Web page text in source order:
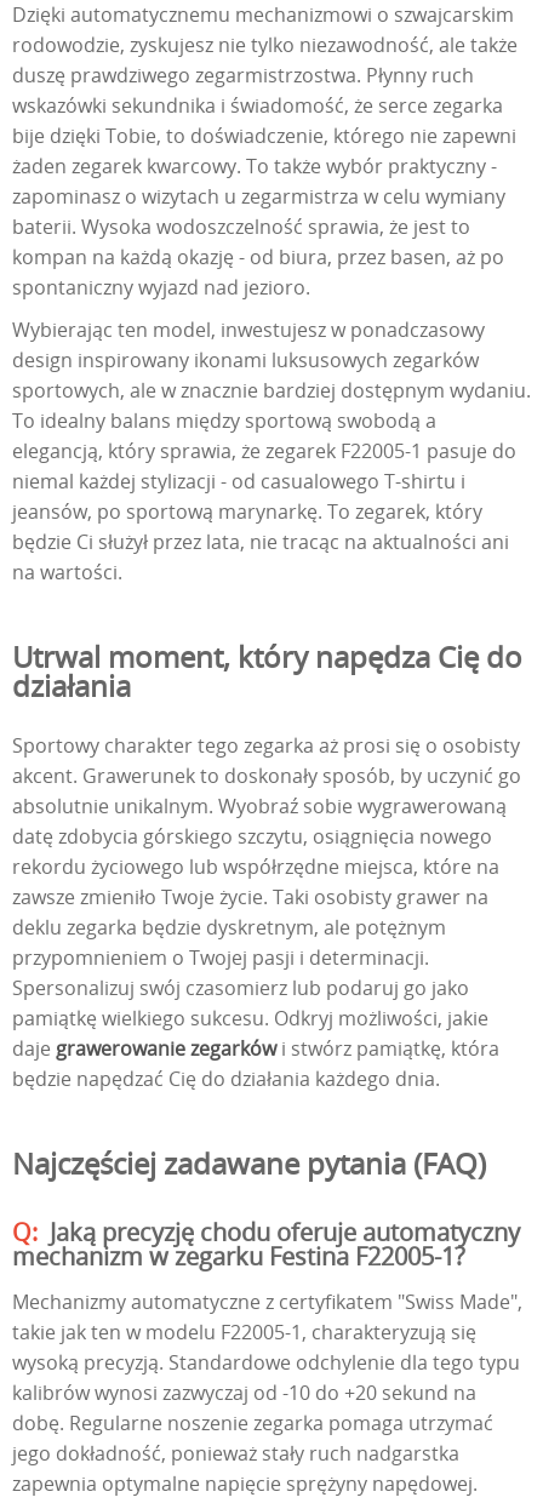
Dzięki automatycznemu mechanizmowi o szwajcarskim
rodowodzie, zyskujesz nie tylko niezawodność, ale także
duszę prawdziwego zegarmistrzostwa. Płynny ruch
wskazówki sekundnika i świadomość, że serce zegarka
bije dzięki Tobie, to doświadczenie, którego nie zapewni
żaden zegarek kwarcowy. To także wybór praktyczny -
zapominasz o wizytach u zegarmistrza w celu wymiany
baterii. Wysoka wodoszczelność sprawia, że jest to
kompan na każdą okazję - od biura, przez basen, aż po
spontaniczny wyjazd nad jezioro.
Wybierając ten model, inwestujesz w ponadczasowy
design inspirowany ikonami luksusowych zegarków
sportowych, ale w znacznie bardziej dostępnym wydaniu.
To idealny balans między sportową swobodą a
elegancją, który sprawia, że zegarek F22005-1 pasuje do
niemal każdej stylizacji - od casualowego T-shirtu i
jeansów, po sportową marynarkę. To zegarek, który
będzie Ci służył przez lata, nie tracąc na aktualności ani
na wartości.
Utrwal moment, który napędza Cię do
działania
Sportowy charakter tego zegarka aż prosi się o osobisty
akcent. Grawerunek to doskonały sposób, by uczynić go
absolutnie unikalnym. Wyobraź sobie wygrawerowaną
datę zdobycia górskiego szczytu, osiągnięcia nowego
rekordu życiowego lub współrzędne miejsca, które na
zawsze zmieniło Twoje życie. Taki osobisty grawer na
deklu zegarka będzie dyskretnym, ale potężnym
przypomnieniem o Twojej pasji i determinacji.
Spersonalizuj swój czasomierz lub podaruj go jako
pamiątkę wielkiego sukcesu. Odkryj możliwości, jakie
daje grawerowanie zegarkówi stwórz pamiątkę, która
będzie napędzać Cię do działania każdego dnia.
Najczęściej zadawane pytania (FAQ)
Jaką precyzję chodu oferuje automatyczny
mechanizm w zegarku Festina F22005-1?
Mechanizmy automatyczne z certyfikatem "Swiss Made",
takie jak ten w modelu F22005-1, charakteryzują się
wysoką precyzją. Standardowe odchylenie dla tego typu
kalibrów wynosi zazwyczaj od -10 do +20 sekund na
dobę. Regularne noszenie zegarka pomaga utrzymać
jego dokładność, ponieważ stały ruch nadgarstka
zapewnia optymalne napięcie sprężyny napędowej.